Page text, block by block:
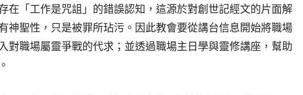
在「工作是咒詛」的錯誤認知，這源於對創世記經文的片面解
神聖性，只是被罪所玷污。因此教會要從講台信息開始將職場
對職場屬靈爭戰的代求；並透過職場主日學與靈修講座，幫助